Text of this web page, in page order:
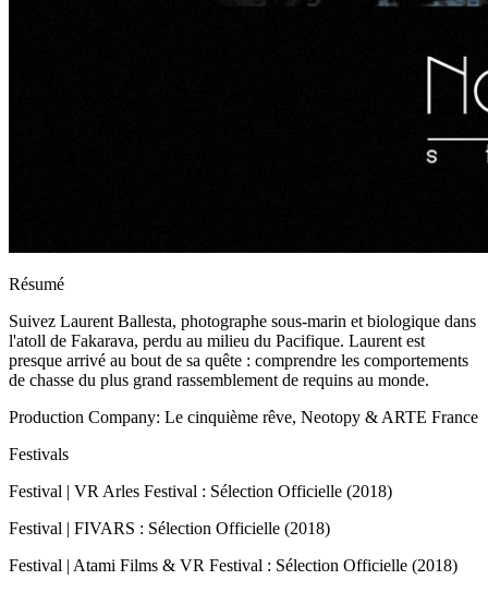
Résumé
Suivez Laurent Ballesta, photographe sous-marin et biologique dans
l'atoll de Fakarava, perdu au milieu du Pacifique. Laurent est
presque arrivé au bout de sa quête : comprendre les comportements
de chasse du plus grand rassemblement de requins au monde.
Production Company: Le cinquième rêve, Neotopy & ARTE France
Festivals
Festival | VR Arles Festival : Sélection Officielle (2018)
Festival | FIVARS : Sélection Officielle (2018)
Festival | Atami Films & VR Festival : Sélection Officielle (2018)